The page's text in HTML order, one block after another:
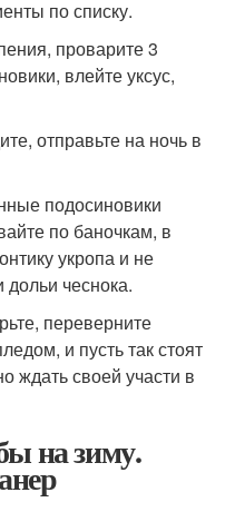
по списку.
проварите 3
влейте уксус,
отправьте на ночь в
подосиновики
по баночкам, в
укропа и не
дольи чеснока.
переверните
и пусть так стоят
ждать своей участи в
на зиму.